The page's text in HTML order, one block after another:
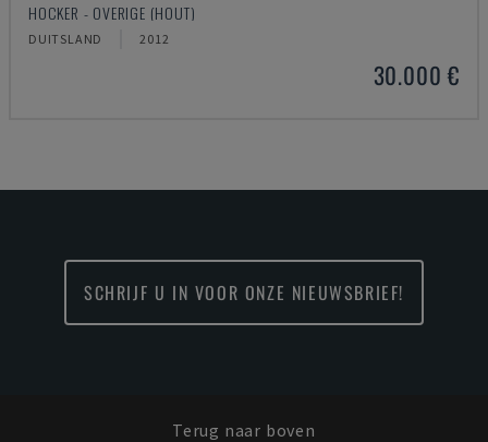
HOCKER - OVERIGE (HOUT)
DUITSLAND 2012
30.000 €
SCHRIJF U IN VOOR ONZE NIEUWSBRIEF!
Terug naar boven